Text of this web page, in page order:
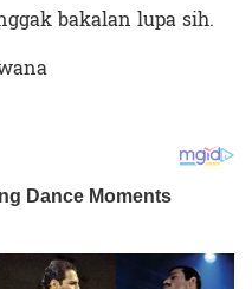
bakalan lupa sih.